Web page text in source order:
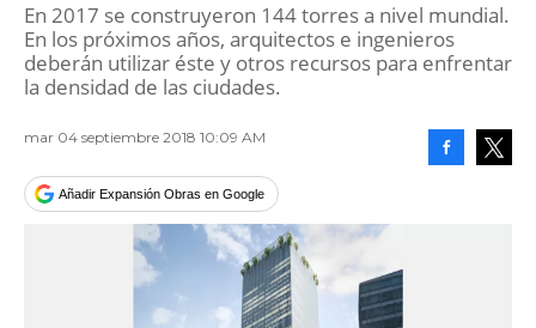
En 2017 se construyeron 144 torres a nivel mundial.
En los próximos años, arquitectos e ingenieros
deberán utilizar éste y otros recursos para enfrentar
la densidad de las ciudades.
mar 04 septiembre 2018 10:09 AM
Añadir Expansión Obras en Google